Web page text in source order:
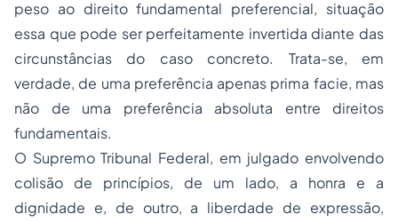
peso ao direito fundamental preferencial, situação
essa que pode ser perfeitamente invertida diante das
circunstâncias do caso concreto. Trata-se, em
verdade, de uma preferência apenas prima facie, mas
não de uma preferência absoluta entre direitos
fundamentais.
O Supremo Tribunal Federal, em julgado envolvendo
colisão de princípios, de um lado, a honra e a
dignidade e, de outro, a liberdade de expressão,